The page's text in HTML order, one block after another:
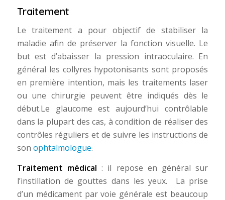
Traitement
Le traitement a pour objectif de stabiliser la
maladie afin de préserver la fonction visuelle. Le
but est d’abaisser la pression intraoculaire. En
général les collyres hypotonisants sont proposés
en première intention, mais les traitements laser
ou une chirurgie peuvent être indiqués dès le
début.Le glaucome est aujourd’hui contrôlable
dans la plupart des cas, à condition de réaliser des
contrôles réguliers et de suivre les instructions de
son ophtalmologue.
Traitement médical: il repose en général sur
l’instillation de gouttes dans les yeux. La prise
d’un médicament par voie générale est beaucoup